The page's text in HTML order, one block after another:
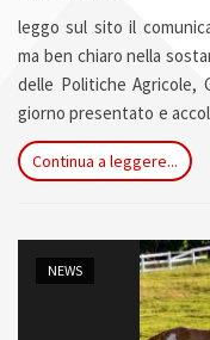
leggo sul sito il
ma ben chiaro nella
delle Politiche Agricole,
giorno presentato e
ippico, lo scorso 8
dall'on. L'Abbate circa
Continua a leggere...
NEWS